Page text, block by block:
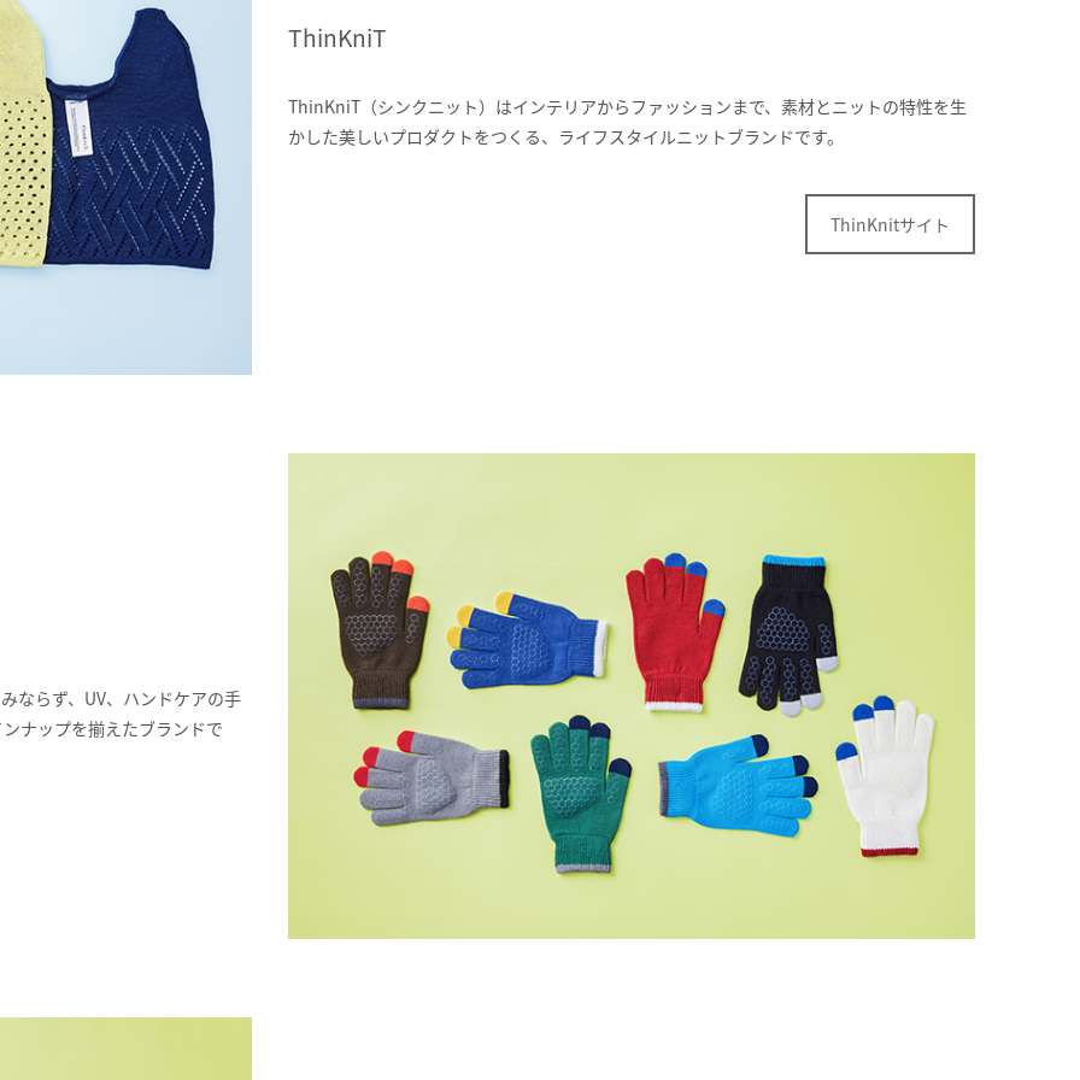
ThinKniT
ThinKniT（シンクニット）はインテリアからファッションまで、素材とニットの特性を生
かした美しいプロダクトをつくる、ライフスタイルニットブランドです。
ThinKnitサイト
ならず、UV、ハンドケアの手
ナップを揃えたブランドで